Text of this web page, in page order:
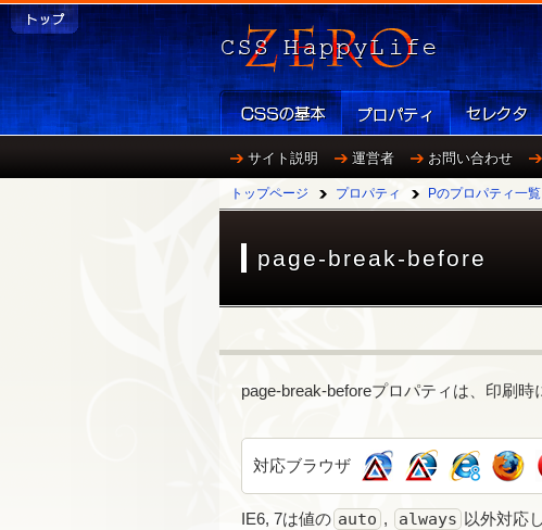
サイト説明 運営者 お問い合わせ
トップページ プロパティ Pのプロパティ一覧
page-break-before
page-break-beforeプロパティは、印刷
対応ブラウザ
IE6, 7は値の auto , always 以外対応